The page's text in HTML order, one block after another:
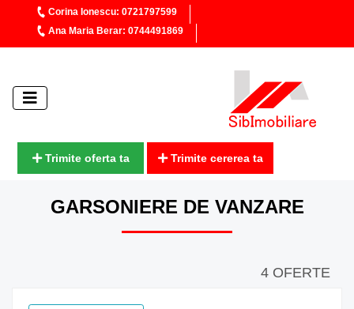
Corina Ionescu: 0721797599
Ana Maria Berar: 0744491869
Trimite oferta ta Trimite cererea ta
GARSONIERE DE VANZARE
4 OFERTE